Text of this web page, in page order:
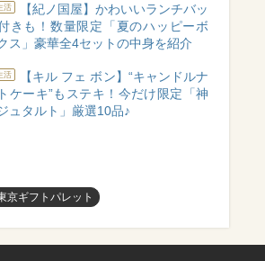
活
【紀ノ国屋】かわいいランチバッ
きも！数量限定「夏のハッピーボ
ス」豪華全4セットの中身を紹介
活
【キル フェ ボン】“キャンドルナ
ケーキ”もステキ！今だけ限定「神
ュタルト」厳選10品♪
京ギフトパレット